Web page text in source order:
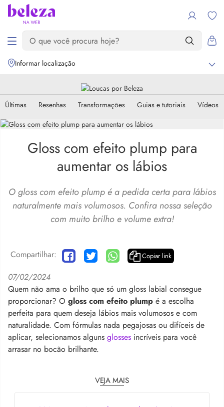
Informar localização
Últimas Resenhas Transformações Guias e tutoriais Vídeos
Gloss com efeito plump para
aumentar os lábios
O gloss com efeito plump é a pedida certa para lábios
naturalmente mais volumosos. Confira nossa seleção
com muito brilho e volume extra!
Compartilhar: Copiar link
07/02/2024
Quem não ama o brilho que só um gloss labial consegue
proporcionar? O gloss com efeito plump é a escolha
perfeita para quem deseja lábios mais volumosos e com
naturalidade. Com fórmulas nada pegajosas ou difíceis de
aplicar, selecionamos alguns glosses incríveis para você
arrasar no bocão brilhante.
VEJA MAIS